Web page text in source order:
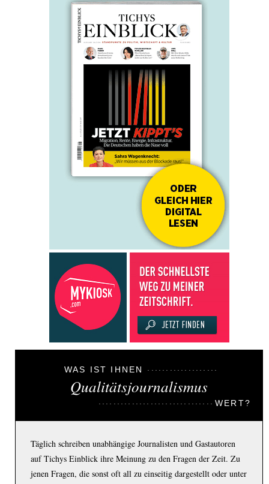
WAS IST IHNEN
Qualitätsjournalismus
WERT?
Täglich schreiben unabhängige Journalisten und Gastautoren
auf Tichys Einblick ihre Meinung zu den Fragen der Zeit. Zu
jenen Fragen, die sonst oft all zu einseitig dargestellt oder unter